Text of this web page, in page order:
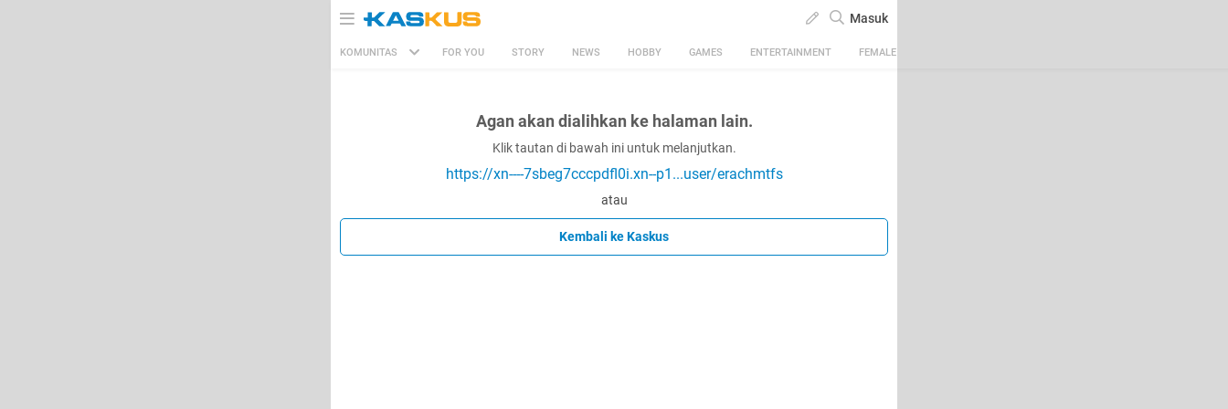
Masuk
KOMUNITAS FOR YOU STORY NEWS HOBBY GAMES ENTERTAINMENT FEMALE
Agan akan dialihkan ke halaman lain.
Klik tautan di bawah ini untuk melanjutkan.
https://xn----7sbeg7cccpdfl0i.xn--p1...user/erachmtfs
atau
Kembali ke Kaskus